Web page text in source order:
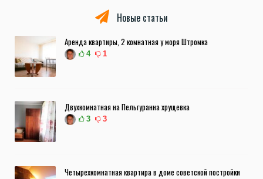
Новые статьи
Аренда квартиры, 2 комнатная у моря Штромка
4 1
Двухкомнатная на Пельгуранна хрущевка
3 3
Четырехкомнатная квартира в доме советской постройки